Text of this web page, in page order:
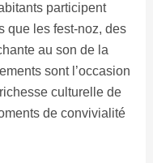
participent
que les fest-noz, des
au son de la
sont l’occasion
culturelle de
de convivialité